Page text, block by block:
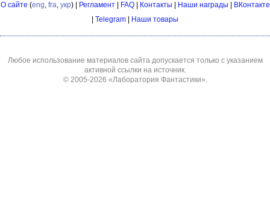
О сайте (eng, fra, укр) | Регламент| FAQ| Контакты Наши награды
ВКонтакте
Telegram Наши товары
Любое использование материалов сайта допускается только с указанием
активной ссылки на источник.
© 2005-2026 «Лаборатория Фантастики».